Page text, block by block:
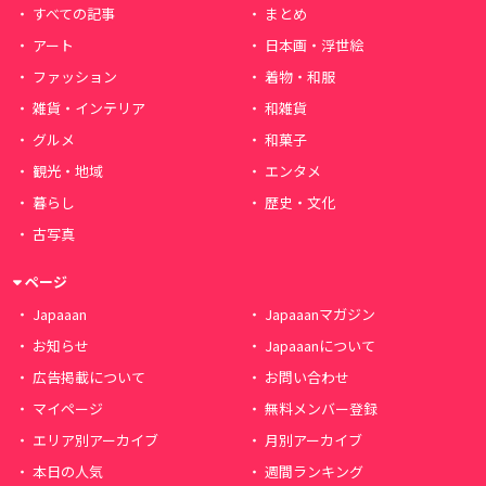
すべての記事
まとめ
アート
日本画・浮世絵
ファッション
着物・和服
雑貨・インテリア
和雑貨
グルメ
和菓子
観光・地域
エンタメ
暮らし
歴史・文化
古写真
ページ
Japaaan
Japaaanマガジン
お知らせ
Japaaanについて
広告掲載について
お問い合わせ
マイページ
無料メンバー登録
エリア別アーカイブ
月別アーカイブ
本日の人気
週間ランキング